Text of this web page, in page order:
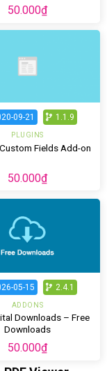
50.000₫
09-21 1.1.9
PLUGINS
Fields Add-on
50.000₫
05-15 2.4.1
ADDONS
Downloads – Free
Downloads
50.000₫